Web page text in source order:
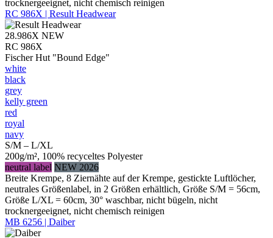
trocknergeeignet, nicht chemisch reinigen
RC 986X | Result Headwear
28.986X NEW
RC 986X
Fischer Hut "Bound Edge"
white
black
grey
kelly green
red
royal
navy
S/M – L/XL
200g/m², 100% recyceltes Polyester
neutral label NEW 2026
Breite Krempe, 8 Ziernähte auf der Krempe, gestickte Luftlöcher,
neutrales Größenlabel, in 2 Größen erhältlich, Größe S/M = 56cm,
Größe L/XL = 60cm, 30° waschbar, nicht bügeln, nicht
trocknergeeignet, nicht chemisch reinigen
MB 6256 | Daiber